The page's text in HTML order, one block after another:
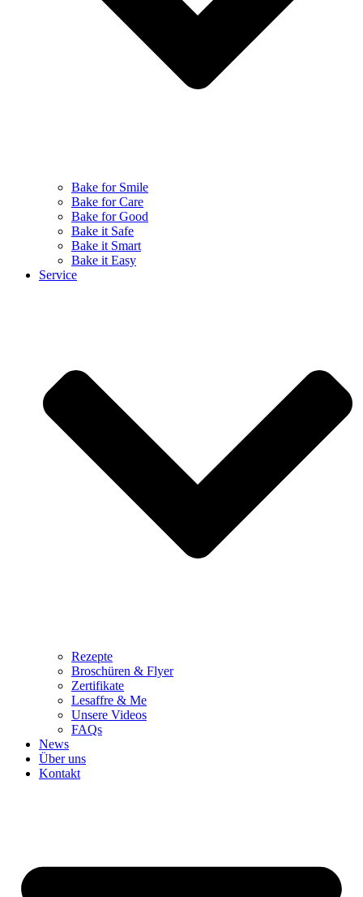
Bake for Smile
Bake for Care
Bake for Good
Bake it Safe
Bake it Smart
Bake it Easy
Service
Rezepte
Broschüren & Flyer
Zertifikate
Lesaffre & Me
Unsere Videos
FAQs
News
Über uns
Kontakt